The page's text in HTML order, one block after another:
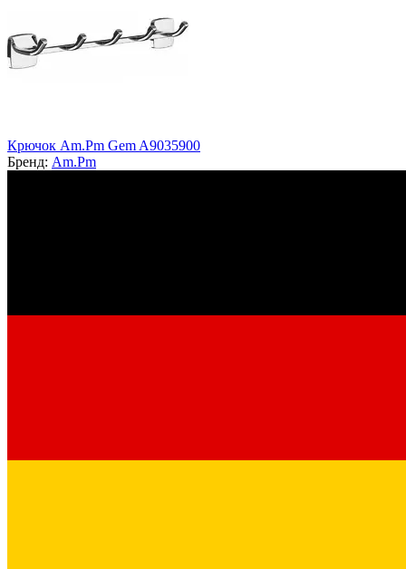
Крючок Am.Pm Gem A9035900
Бренд: Am.Pm